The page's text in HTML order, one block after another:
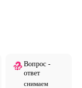
Вопрос -
ответ
снимаем